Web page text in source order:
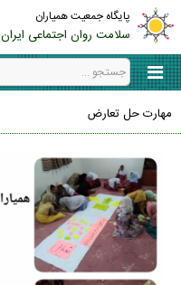
پایگاه جمعیت همیاران
سلامت روان اجتماعی ایران
مهارت حل تعارض